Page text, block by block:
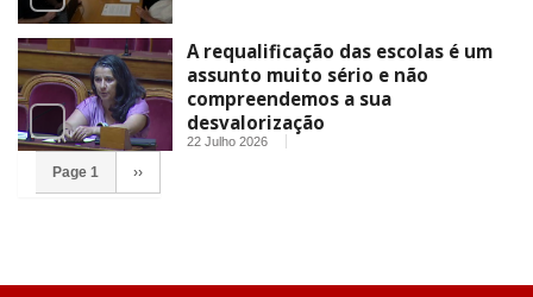
A requalificação das escolas é um
assunto muito sério e não
compreendemos a sua
desvalorização
22 Julho 2026
Page 1 ››